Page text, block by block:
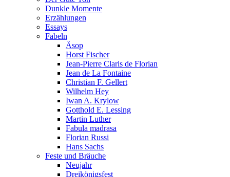
Dunkle Momente
Erzählungen
Essays
Fabeln
Äsop
Horst Fischer
Jean-Pierre Claris de Florian
Jean de La Fontaine
Christian F. Gellert
Wilhelm Hey
Iwan A. Krylow
Gotthold E. Lessing
Martin Luther
Fabula madrasa
Florian Russi
Hans Sachs
Feste und Bräuche
Neujahr
Dreikönigsfest